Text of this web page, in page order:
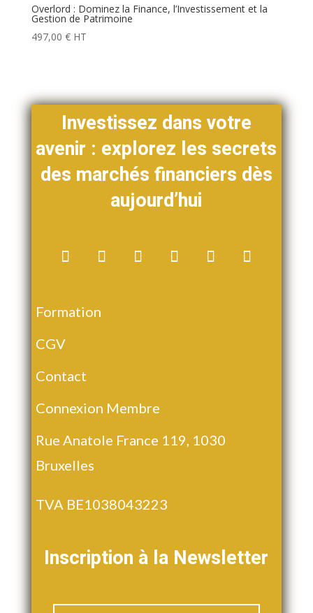
Overlord : Dominez la Finance, l’Investissement et la
Gestion de Patrimoine
497,00 € HT
Investissez dans votre
avenir : explorez les secrets
des marchés financiers dès
aujourd’hui
Formation
CGV
Contact
Connexion Membre
Rue Anatole France 119, 1030
Bruxelles
TVA BE1038043223
Inscription à la Newsletter